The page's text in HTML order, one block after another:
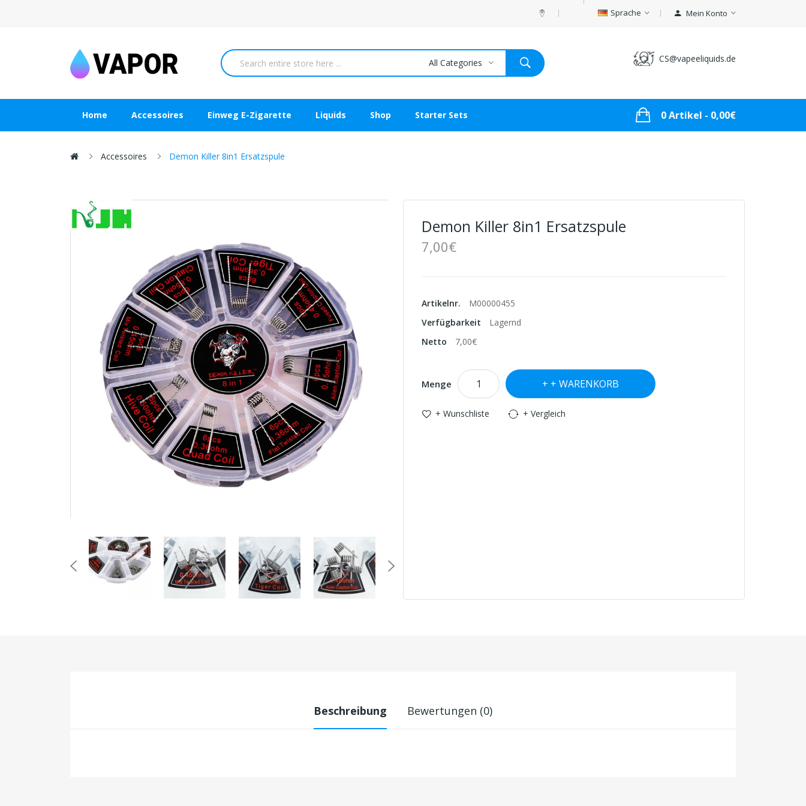
Sprache Mein Konto
CS@vapeeliquids.de
All Categories
Home Accessoires Einweg E-Zigarette Liquids Shop Starter Sets 0 Artikel - 0,00€
Accessoires Demon Killer 8in1 Ersatzspule
Demon Killer 8in1 Ersatzspule
7,00€
Artikelnr.
M00000455
Verfügbarkeit
Lagernd
Netto
7,00€
Menge + WARENKORB
+ Wunschliste + Vergleich
Beschreibung Bewertungen (0)